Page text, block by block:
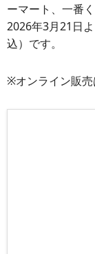
ーマート、一番
2026年3月21日
込）です。
※オンライン販売